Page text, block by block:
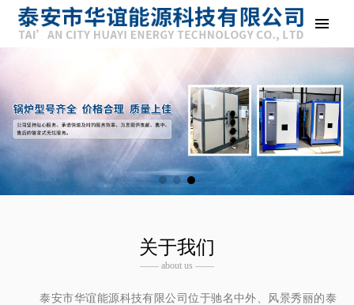
关于我们
—— about us ——
泰安市华谊能源科技有限公司位于驰名中外、风景秀丽的泰